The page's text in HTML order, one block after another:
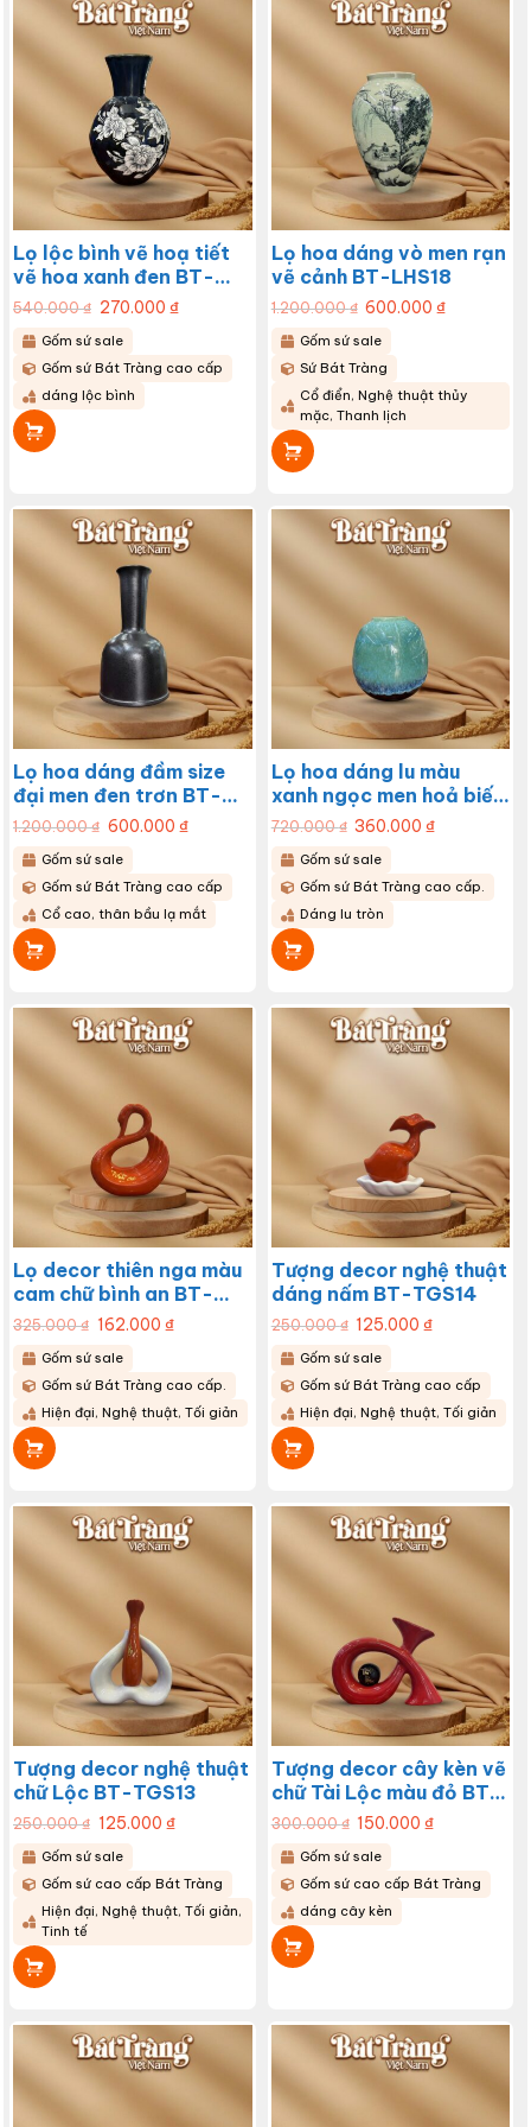
Lọ lộc bình vẽ hoạ tiết
vẽ hoa xanh đen BT-
LHS19
540.000₫ Giá
gốc
là:
540.000 ₫.
270.000 ₫Giá
hiện
270.000 ₫.
Gốm sứ sale
Gốm sứ Bát Tràng cao cấp
dáng lộc bình
Lọ hoa dáng vò men rạn
vẽ cảnh BT-LHS18
1.200.000₫ Giá
gốc
là:
1.200.000 ₫.
600.000₫Giá
hiện
Gốm sứ sale
Sứ Bát Tràng
Cổ điển, Nghệ thuật thủy
mặc, Thanh lịch
Lọ hoa dáng đầm size
đại men đen trơn BT-
LHS17
1.200.000₫ Giá
gốc
là:
1.200.000 ₫.
600.000 ₫Giá
hiện
600.000 ₫.
Gốm sứ sale
Gốm sứ Bát Tràng cao cấp
Cổ cao, thân bầu lạ mắt
Lọ hoa dáng lu màu
xanh ngọc men hoả biến
BT-LHS15
720.000₫ Giá
gốc
là:
720.000 ₫.
360.000₫Giá
hiện
360.000 ₫.
Gốm sứ sale
Gốm sứ Bát Tràng cao cấp.
Dáng lu tròn
Lọ decor thiên nga màu
cam chữ bình an BT-
TGS16
325.000₫ Giá
gốc
là:
325.000 ₫.
162.000 ₫Giá
hiện
162.000 ₫.
Gốm sứ sale
Gốm sứ Bát Tràng cao cấp.
Hiện đại, Nghệ thuật, Tối giản
Tượng decor nghệ thuật
dáng nấm BT-TGS14
250.000₫ Giá
gốc
là:
250.000 ₫.
125.000₫Giá
hiện
125.000 ₫.
Gốm sứ sale
Gốm sứ Bát Tràng cao cấp
Hiện đại, Nghệ thuật, Tối giản
Tượng decor nghệ thuật
chữ Lộc BT-TGS13
250.000₫ Giá
gốc
là:
250.000 ₫.
125.000 ₫Giá
hiện
125.000 ₫.
Gốm sứ sale
Gốm sứ cao cấp Bát Tràng
Hiện đại, Nghệ thuật, Tối giản,
Tinh tế
Tượng decor cây kèn vẽ
chữ Tài Lộc màu đỏ BT-
TGS12
300.000₫ Giá
gốc
là:
300.000 ₫.
150.000₫Giá
hiện
150.000 ₫.
Gốm sứ sale
Gốm sứ cao cấp Bát Tràng
dáng cây kèn